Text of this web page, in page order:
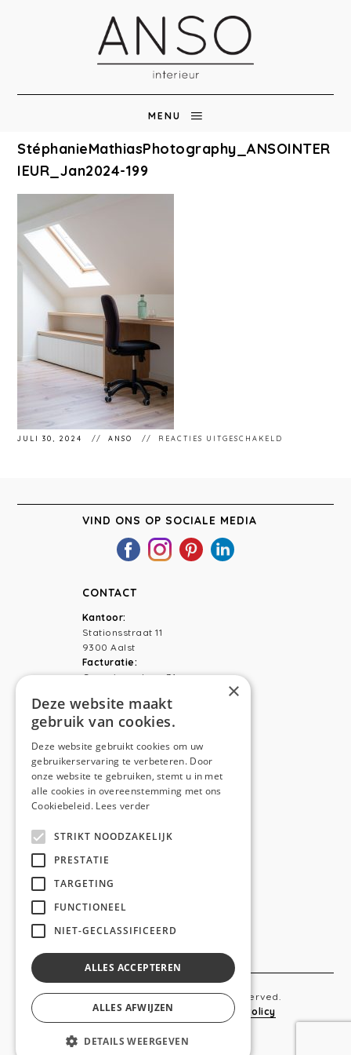
MENU
StéphanieMathiasPhotography_ANSOINTER
IEUR_Jan2024-199
JULI 30, 2024 ANSO REACTIES UITGESCHAKELD
VIND ONS OP SOCIALE MEDIA
CONTACT
Kantoor:
Stationsstraat 11
9300 Aalst
Facturatie:
Capucienenlaan 31
Telefoon:0473 44 56 94
NAVIGATION
Home
Diensten
Realisaties
Copyright © 2019 Anso. All rights reserved.
Sitemap-Privacy Policy Cookie Policy
webdesigned by
×
Deze website maakt
gebruik van cookies.
Deze website gebruikt cookies om uw
gebruikerservaring te verbeteren. Door
onze website te gebruiken, stemt u in met
alle cookies in overeenstemming met ons
Cookiebeleid. Lees verder
STRIKT NOODZAKELIJK
PRESTATIE
TARGETING
FUNCTIONEEL
NIET-GECLASSIFICEERD
ALLES ACCEPTEREN
ALLES AFWIJZEN
DETAILS WEERGEVEN